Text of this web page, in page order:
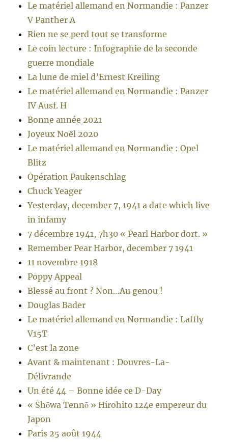
Le matériel allemand en Normandie : Panzer
V Panther A
Rien ne se perd tout se transforme
Le coin lecture : Infographie de la seconde
guerre mondiale
La lune de miel d’Ernest Kreiling
Le matériel allemand en Normandie : Panzer
IV Ausf. H
Bonne année 2021
Joyeux Noël 2020
Le matériel allemand en Normandie : Opel
Blitz
Opération Paukenschlag
Chuck Yeager
Yesterday, december 7, 1941 a date which live
in infamy
7 décembre 1941, 7h30 « Pearl Harbor dort. »
Remember Pear Harbor, december 7 1941
11 novembre 1918
Poppy Appeal
Blessé au front ? Non…Au genou !
Douglas Bader
Le matériel allemand en Normandie : Laffly
V15T
C’est la zone
Avant & maintenant : Douvres-La-
Délivrande
Un été 44 – Bonne idée ce D-Day
« Shōwa Tennō » Hirohito 124e empereur du
Japon
Paris 25 août 1944